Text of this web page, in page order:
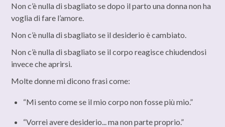
Non c’è nulla di sbagliato se dopo il parto una donna non ha
voglia di fare l’amore.
Non c’è nulla di sbagliato se il desiderio è cambiato.
Non c’è nulla di sbagliato se il corpo reagisce chiudendosi
invece che aprirsi.
Molte donne mi dicono frasi come:
“Mi sento come se il mio corpo non fosse più mio.”
“Vorrei avere desiderio... ma non parte proprio.”